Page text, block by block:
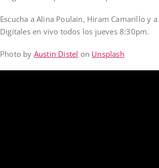
Escucha a Alina Poulain, Hiram Camarillo y
Digitales en vivo todos los jueves 8:30pm.
Photo by Austin Distel on Unsplash